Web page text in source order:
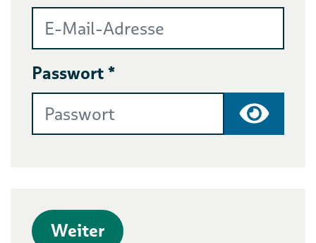
Passwort *
Weiter